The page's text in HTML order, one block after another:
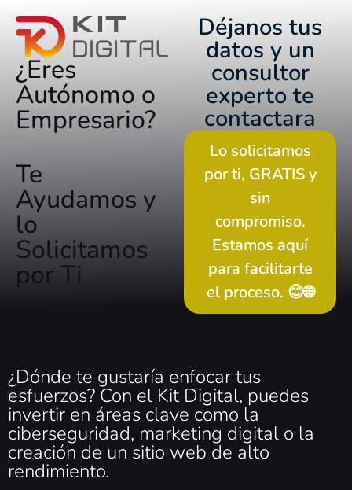
¿Eres
Autónomo o
Empresario?
Te
Ayudamos y
lo
Solicitamos
por Ti
Déjanos tus
datos y un
consultor
experto te
contactara
Lo solicitamos
por ti, GRATIS y
sin
compromiso.
Estamos aquí
para facilitarte
el proceso. 😊🌐
¿Dónde te gustaría enfocar tus
esfuerzos? Con el Kit Digital, puedes
invertir en áreas clave como la
ciberseguridad, marketing digital o la
creación de un sitio web de alto
rendimiento.